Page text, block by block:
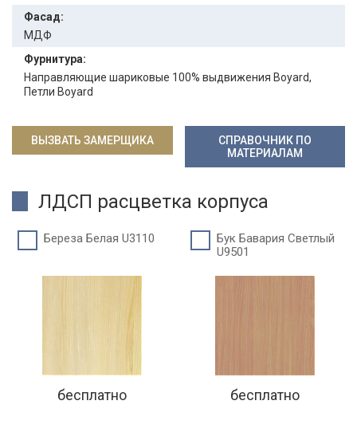
Фасад:
МДФ
Фурнитура:
Направляющие шариковые 100% выдвижения Boyard,
Петли Boyard
ВЫЗВАТЬ ЗАМЕРЩИКА
СПРАВОЧНИК ПО
МАТЕРИАЛАМ
ЛДСП расцветка корпуса
Береза Белая U3110
бесплатно
Бук Бавария Светлый
U9501
бесплатно